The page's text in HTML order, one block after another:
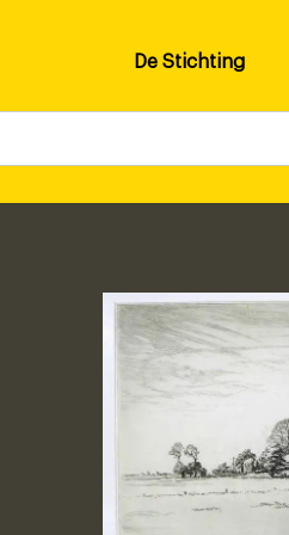
De Stichting